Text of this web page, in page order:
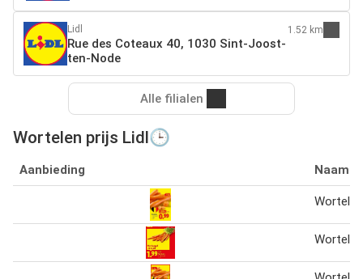
Lidl
Rue des Coteaux 40, 1030 Sint-Joost-
ten-Node
1.52 km
Alle filialen
Wortelen prijs Lidl🕒
Aanbieding Naam
Wortelen